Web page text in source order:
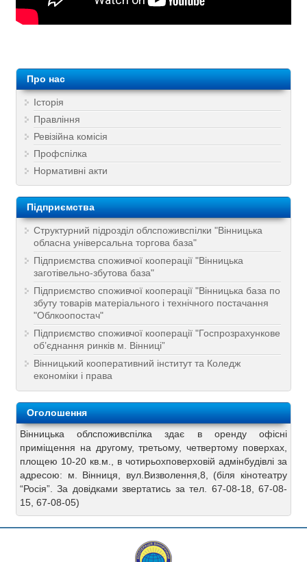
Про нас
Історія
Правління
Ревізійна комісія
Профспілка
Нормативні акти
Підприємства
Структурний підрозділ облспоживспілки "Вінницька
обласна універсальна торгова база"
Підприємства споживчої кооперації "Вінницька
заготівельно-збутова база"
Підприємство споживчої кооперації "Вінницька база по
збуту товарів матеріального і технічного постачання
"Облкоопостач"
Підприємство споживчої кооперації "Госпрозрахункове
об’єднання ринків м. Вінниці”
Вінницький кооперативний інститут та Коледж
економіки і права
Оголошення
Вінницька облспоживспілка здає в оренду офісні
приміщення на другому, третьому, четвертому поверхах,
площею 10-20 кв.м., в чотирьохповерховій адмінбудівлі за
адресою: м. Вінниця, вул.Визволення,8, (біля кінотеатру
“Росія”. За довідками звертатись за тел. 67-08-18, 67-08-
15, 67-08-05)